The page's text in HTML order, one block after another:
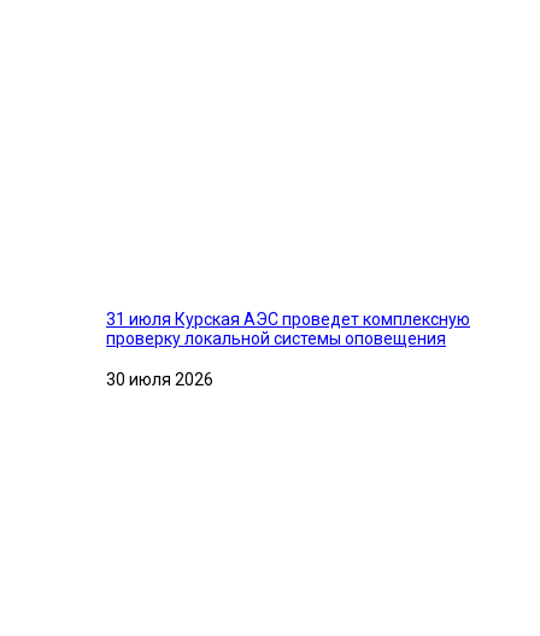
31 июля Курская АЭС проведет комплексную
проверку локальной системы оповещения
30 июля 2026